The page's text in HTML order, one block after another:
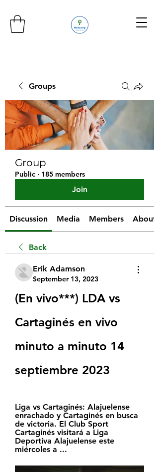
Groups
Group
Public · 185 members
Join
Discussion Media Members About
Back
Erik Adamson
September 13, 2023
(En vivo***) LDA vs
Cartaginés en vivo
minuto a minuto 14
septiembre 2023
Liga vs Cartaginés: Alajuelense
enrachado y Cartaginés en busca
de victoria. El Club Sport
Cartaginés visitará a Liga
Deportiva Alajuelense este
miércoles a ...